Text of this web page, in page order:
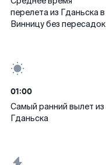
перелета из Гданьска в
Винницу без пересадок
01:00
Самый ранний вылет из
Гданьска